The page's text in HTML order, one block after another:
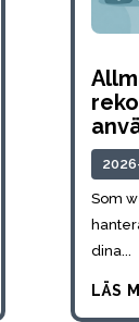
Som
dina...
läs